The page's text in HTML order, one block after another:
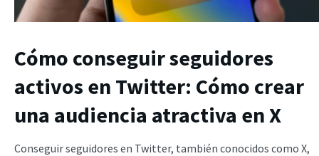
Cómo conseguir seguidores
activos en Twitter: Cómo crear
una audiencia atractiva en X
Conseguir seguidores en Twitter, también conocidos como X,